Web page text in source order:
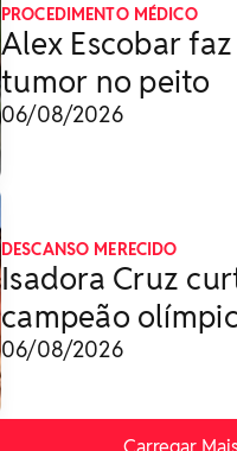
PROCEDIMENTO MÉDICO
Alex Escobar
tumor no peito
06/08/2026
DESCANSO MERECIDO
Isadora Cruz
campeão
06/08/2026